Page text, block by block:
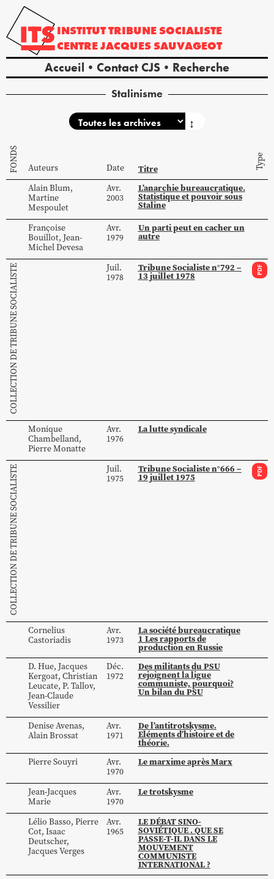
INSTITUTTRIBUNE SOCIALISTE
CENTREJACQUES SAUVAGEOT
Accueil Contact CJS Recherche
Stalinisme
↕
FONDS Auteurs Date Titre Type
AlainBlum,
Martine
Mespoulet
Avr.
2003
L’anarchie bureaucratique.
Statistique et pouvoir sous
Staline
Françoise
Bouillot, Jean-
MichelDevesa
Avr.
1979
Un parti peut en cacher un
autre
COLLECTION DE TRIBUNE SOCIALISTE
Juil.
1978
Tribune Socialiste n°792 –
13 juillet 1978 PDF
Monique
Chambelland,
PierreMonatte
Avr.
1976
La lutte syndicale
COLLECTION DE TRIBUNE SOCIALISTE
Juil.
1975
Tribune Socialiste n°666 –
19 juillet 1975 PDF
Cornelius
Castoriadis
Avr.
1973
La société bureaucratique
1 Les rapports de
production en Russie
D. Hue, Jacques
Kergoat, Christian
Leucate, P. Tallov,
Jean-Claude
Vessilier
Déc.
1972
Des militants du PSU
rejoignent la ligue
communiste, pourquoi?
Un bilan du PSU
DeniseAvenas,
AlainBrossat
Avr.
1971
De l’antitrotskysme.
Eléments d’histoire et de
théorie.
PierreSouyri
Avr.
1970
Le marxime après Marx
Jean-Jacques
Marie
Avr.
1970
Le trotskysme
Lélio Basso, Pierre
Cot, Isaac
Deutscher,
JacquesVerges
Avr.
1965
LE DÉBAT SINO-
SOVIÉTIQUE . QUE SE
PASSE-T-IL DANS LE
MOUVEMENT
COMMUNISTE
INTERNATIONAL ?